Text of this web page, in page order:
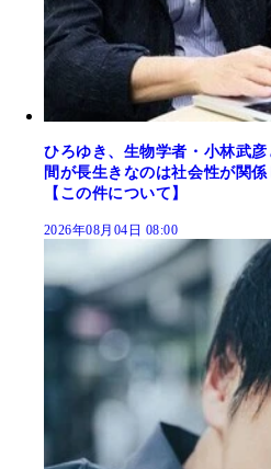
ひろゆき、生物学者・小林武
間が長生きなのは社会性が関
【この件について】
2026年08月04日 08:00